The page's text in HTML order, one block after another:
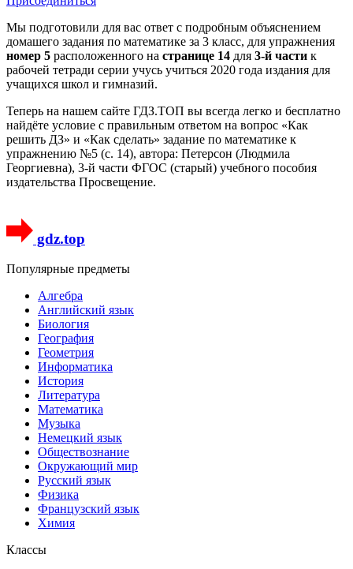
Мы подготовили для вас ответ c подробным объяснением
домашего задания по математике за 3 класс, для упражнения
номер 5 расположенного на странице 14 для 3-й части к
рабочей тетради серии учусь учиться 2020 года издания для
учащихся школ и гимназий.
Теперь на нашем сайте ГДЗ.ТОП вы всегда легко и бесплатно
найдёте условие с правильным ответом на вопрос «Как
решить ДЗ» и «Как сделать» задание по математике к
упражнению №5 (с. 14), автора: Петерсон (Людмила
Георгиевна), 3-й части ФГОС (старый) учебного пособия
издательства Просвещение.
gdz.top
Популярные предметы
Алгебра
Английский язык
Биология
География
Геометрия
Информатика
История
Литература
Математика
Музыка
Немецкий язык
Обществознание
Окружающий мир
Русский язык
Физика
Французский язык
Химия
Классы